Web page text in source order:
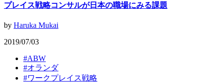
プレイス戦略コンサルが日本の職場にみる課題
by Haruka Mukai
2019/07/03
#ABW
#オランダ
#ワークプレイス戦略